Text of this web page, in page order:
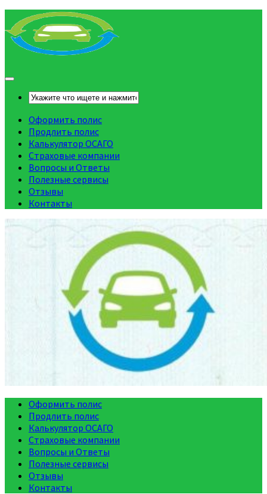
Оформить полис
Продлить полис
Калькулятор ОСАГО
Страховые компании
Вопросы и Ответы
Полезные сервисы
Отзывы
Контакты
Оформить полис
Продлить полис
Калькулятор ОСАГО
Страховые компании
Вопросы и Ответы
Полезные сервисы
Отзывы
Контакты